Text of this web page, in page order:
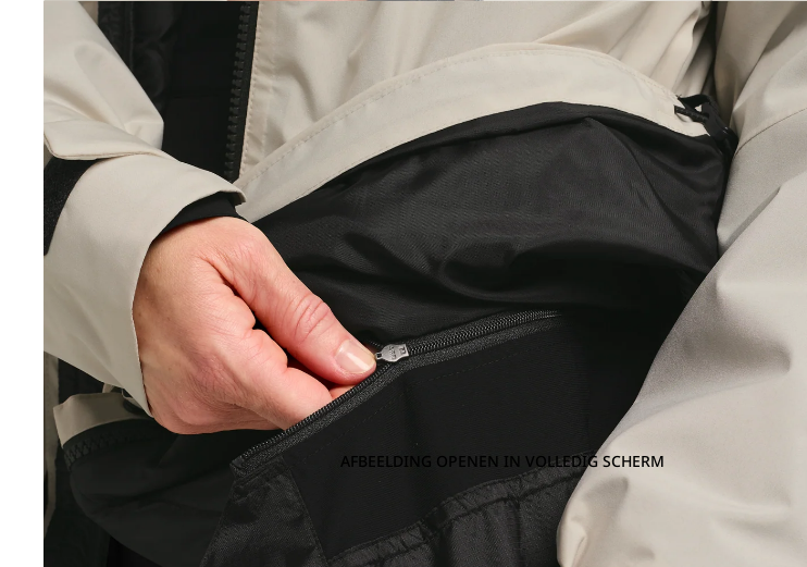
AFBEELDING OPENEN IN VOLLEDIG SCHERM